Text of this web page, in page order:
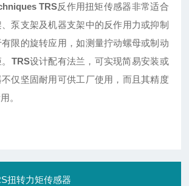
TRS反作用扭矩传感器非常适合
泵支架及机器支架中的反作用力或抑制
限的旋转应用，如测量拧动螺母或制动
TRS设计配有法兰，可实现简易安装或
仅坚固耐用可供工厂使用，而且其精度
。
扭转力矩传感器